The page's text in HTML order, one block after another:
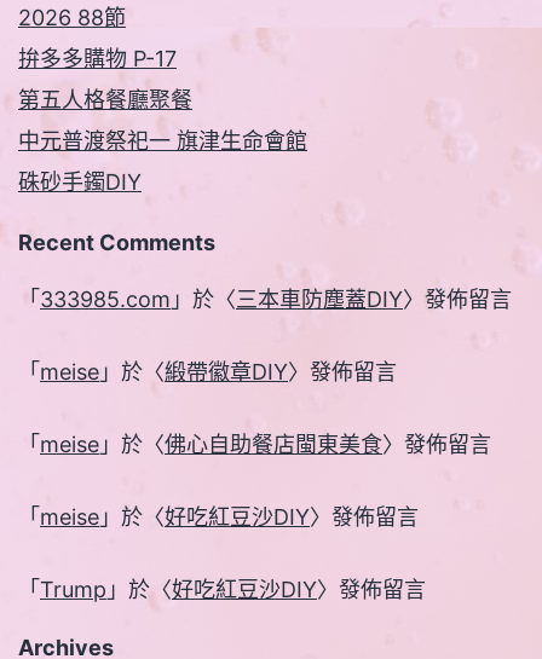
2026 88節
拚多多購物 P-17
第五人格餐廳聚餐
中元普渡祭祀一 旗津生命會館
硃砂手鐲DIY
Recent Comments
「 333985.com 」於〈三本車防塵蓋DIY〉發佈留言
「 meise 」於〈緞帶徽章DIY〉發佈留言
「 meise 」於〈佛心自助餐店閩東美食〉發佈留言
「 meise 」於〈好吃紅豆沙DIY〉發佈留言
「 Trump 」於〈好吃紅豆沙DIY〉發佈留言
Archives